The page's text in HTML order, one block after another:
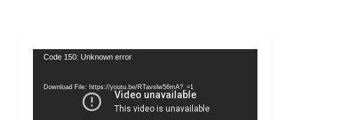
Video
Code 150: Unknown error.
Download File: https://youtu.be/RTavslw56mA?_=1